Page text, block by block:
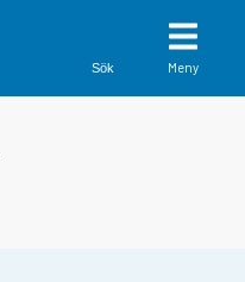
Sök Meny